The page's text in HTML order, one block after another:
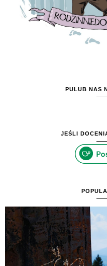
PULUB NAS
JEŚLI